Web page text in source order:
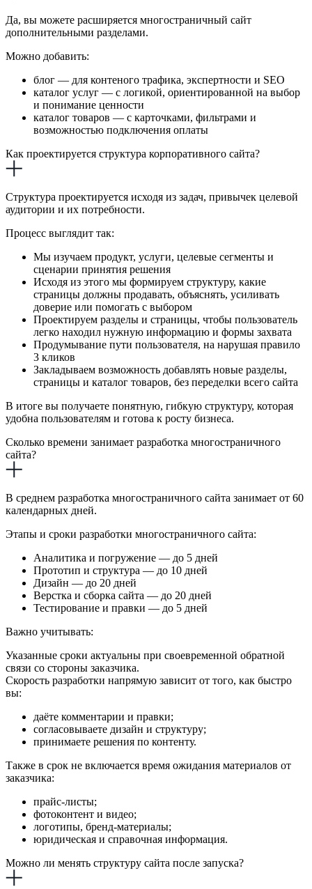
Да, вы можете расширяется многостраничный сайт
дополнительными разделами.
Можно добавить:
блог — для контеного трафика, экспертности и SEO
каталог услуг — с логикой, ориентированной на выбор
и понимание ценности
каталог товаров — с карточками, фильтрами и
возможностью подключения оплаты
Как проектируется структура корпоративного сайта?
Структура проектируется исходя из задач, привычек целевой
аудитории и их потребности.
Процесс выглядит так:
Мы изучаем продукт, услуги, целевые сегменты и
сценарии принятия решения
Исходя из этого мы формируем структуру, какие
страницы должны продавать, объяснять, усиливать
доверие или помогать с выбором
Проектируем разделы и страницы, чтобы пользователь
легко находил нужную информацию и формы захвата
Продумывание пути пользователя, на нарушая правило
3 кликов
Закладываем возможность добавлять новые разделы,
страницы и каталог товаров, без переделки всего сайта
В итоге вы получаете понятную, гибкую структуру, которая
удобна пользователям и готова к росту бизнеса.
Сколько времени занимает разработка многостраничного
сайта?
В среднем разработка многостраничного сайта занимает от 60
календарных дней.
Этапы и сроки разработки многостраничного сайта:
Аналитика и погружение — до 5 дней
Прототип и структура — до 10 дней
Дизайн — до 20 дней
Верстка и сборка сайта — до 20 дней
Тестирование и правки — до 5 дней
Важно учитывать:
Указанные сроки актуальны при своевременной обратной
связи со стороны заказчика.
Скорость разработки напрямую зависит от того, как быстро
вы:
даёте комментарии и правки;
согласовываете дизайн и структуру;
принимаете решения по контенту.
Также в срок не включается время ожидания материалов от
заказчика:
прайс-листы;
фотоконтент и видео;
логотипы, бренд-материалы;
юридическая и справочная информация.
Можно ли менять структуру сайта после запуска?